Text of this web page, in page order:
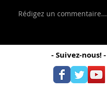
Rédigez un commentaire...
- Suivez-nous! -